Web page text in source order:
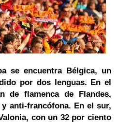
se encuentra Bélgica, un
por dos lenguas. En el
de flamenca de Flandes,
anti-francófona. En el sur,
con un 32 por ciento